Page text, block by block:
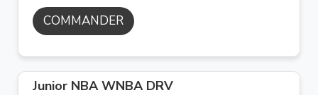
COMMANDER
Junior NBA WNBA DRV